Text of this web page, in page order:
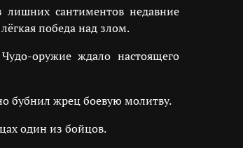
сантиментов недавние
победа над злом.
оружие ждало настоящего
бубнил жрец боевую молитву.
один из бойцов.